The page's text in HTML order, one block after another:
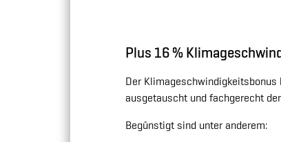
Plus 16 %
Der Klimageschwindigkeitsbonus
ausgetauscht und fachgerecht
Begünstigt sind unter anderem: